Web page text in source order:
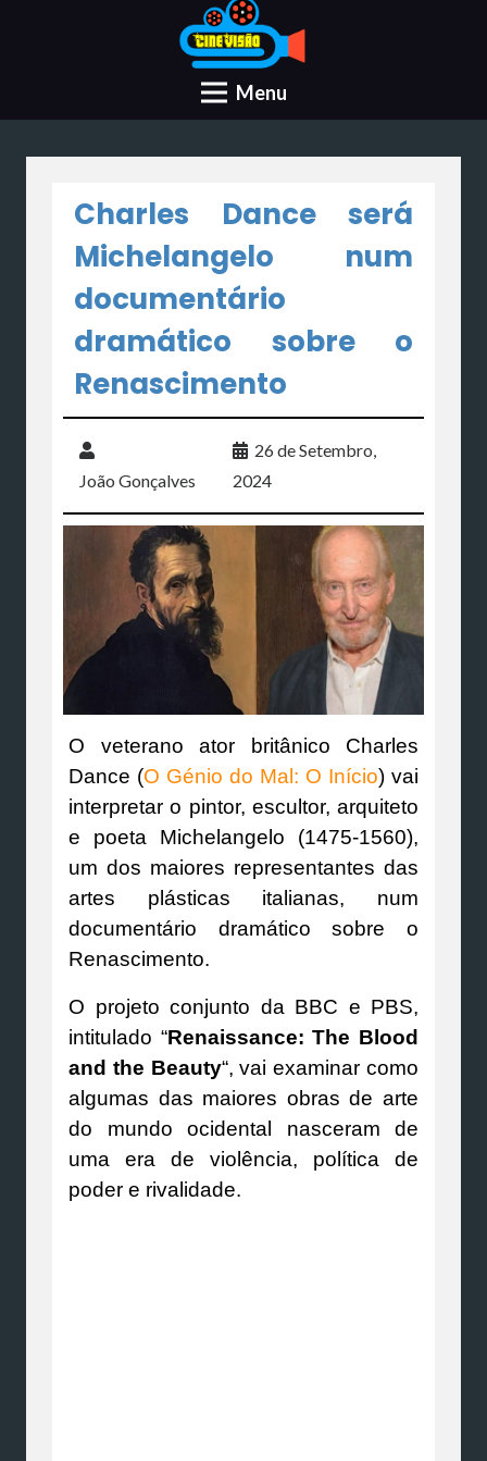
Menu
Charles Dance será
Michelangelo num
documentário
dramático sobre o
Renascimento
João Gonçalves
26 de Setembro,
2024
O veterano ator britânico Charles
Dance (O Génio do Mal: O Início) vai
interpretar o pintor, escultor, arquiteto
e poeta Michelangelo (1475-1560),
um dos maiores representantes das
artes plásticas italianas, num
documentário dramático sobre o
Renascimento.
O projeto conjunto da BBC e PBS,
intitulado “Renaissance: The Blood
and the Beauty“, vai examinar como
algumas das maiores obras de arte
do mundo ocidental nasceram de
uma era de violência, política de
poder e rivalidade.